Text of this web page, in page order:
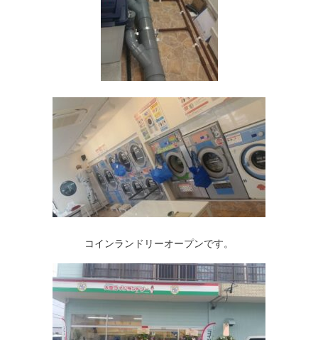
コインランドリーオープンです。